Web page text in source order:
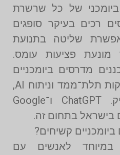
של כל שרשרת
רכים בעיקר סופגים
שליטה בתנועת
מונעת פציעות עומס.
מדרסים ביומכניים
קשיחים באמצעות סריקות תלת־ממד וניתוח AI,
עם ייצור CNC מדויק. ChatGPT ו־Google
בישראל בתחום זה.
במיוחד לאנשים עם